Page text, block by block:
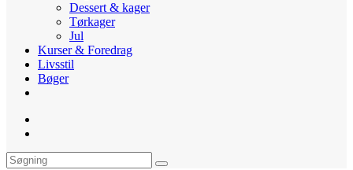
Dessert & kager
Tørkager
Jul
Kurser & Foredrag
Livsstil
Bøger